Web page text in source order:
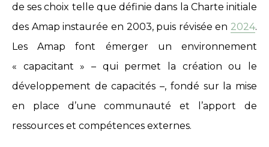
de ses choix telle que définie dans la Charte initiale
des Amap instaurée en 2003, puis révisée en 2024.
Les Amap font émerger un environnement
« capacitant » – qui permet la création ou le
développement de capacités –, fondé sur la mise
en place d’une communauté et l’apport de
ressources et compétences externes.